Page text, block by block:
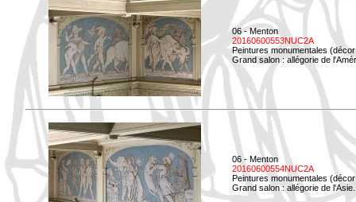
06 - Menton
20160600553NUC2A
Peintures monumentales
Grand salon : allégorie de
06 - Menton
20160600554NUC2A
Peintures monumentales
Grand salon : allégorie de l'Asie.